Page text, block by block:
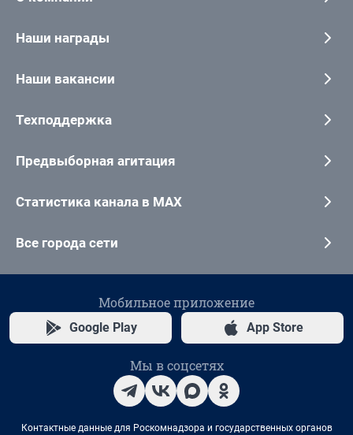
Наши награды
Наши вакансии
Техподдержка
Предвыборная агитация
Статистика канала в MAX
Все города сети
Мобильное приложение
Google Play App Store
Мы в соцсетях
Контактные данные для Роскомнадзора и государственных органов